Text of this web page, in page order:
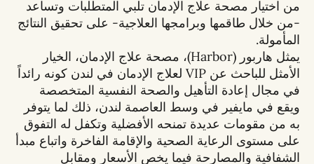
من اختيار مصحة علاج الإدمان تلبي المتطلبات وتساعد
-من خلال طاقمها وبرامجها العلاجية- على تحقيق النتائج
المأمولة.
يمثل هاربور (Harbor)، مصحة علاج الإدمان، الخيار
الأمثل للباحث عن VIP لعلاج الإدمان في لندن كونه رائداً
في مجال إعادة التأهيل والصحة النفسية المتخصصة
ويقع في مايفير في وسط العاصمة لندن، ذلك لما يتوفر
به من مقومات عديدة تمنحه الأفضلية وتكفل له التفوق
على مستوى الرعاية الصحية والإقامة الفاخرة واتباع مبدأ
الشفافية والمصارحة فيما يخص الأسعار ومقابل